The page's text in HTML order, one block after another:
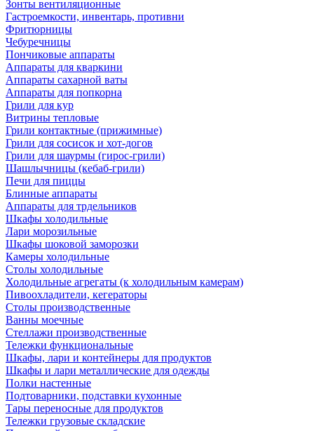
Зонты вентиляционные
Гастроемкости, инвентарь, противни
Фритюрницы
Чебуречницы
Пончиковые аппараты
Аппараты для кваркини
Аппараты сахарной ваты
Аппараты для попкорна
Грили для кур
Витрины тепловые
Грили контактные (прижимные)
Грили для сосисок и хот-догов
Грили для шаурмы (гирос-грили)
Шашлычницы (кебаб-грили)
Печи для пиццы
Блинные аппараты
Аппараты для трдельников
Шкафы холодильные
Лари морозильные
Шкафы шоковой заморозки
Камеры холодильные
Столы холодильные
Холодильные агрегаты (к холодильным камерам)
Пивоохладители, кегераторы
Столы производственные
Ванны моечные
Стеллажи производственные
Тележки функциональные
Шкафы, лари и контейнеры для продуктов
Шкафы и лари металлические для одежды
Полки настенные
Подтоварники, подставки кухонные
Тары переносные для продуктов
Тележки грузовые складские